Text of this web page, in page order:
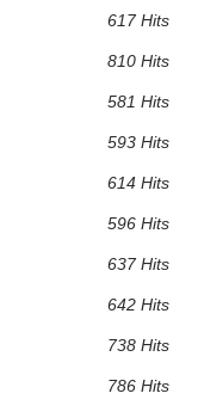
617 Hits
810 Hits
581 Hits
593 Hits
614 Hits
596 Hits
637 Hits
642 Hits
738 Hits
786 Hits